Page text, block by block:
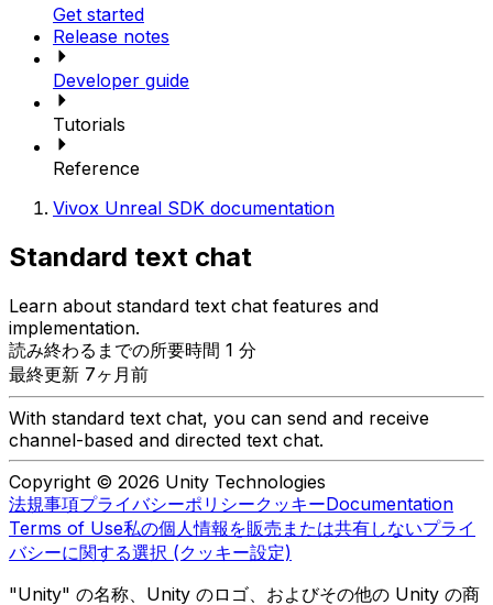
Get started
Release notes
Developer guide
Tutorials
Reference
Vivox Unreal SDK documentation
Standard text chat
Learn about standard text chat features and
implementation.
読み終わるまでの所要時間 1 分
最終更新 7ヶ月前
With standard text chat, you can send and receive
channel-based and directed text chat.
Copyright © 2026 Unity Technologies
法規事項プライバシーポリシークッキーDocumentation
Terms of Use私の個人情報を販売または共有しないプライ
バシーに関する選択 (クッキー設定)
"Unity" の名称、Unity のロゴ、およびその他の Unity の商